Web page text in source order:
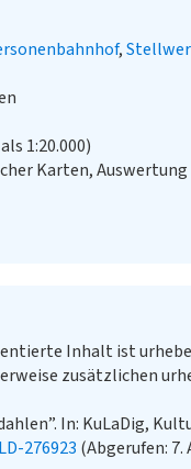
1:20.000)
Karten,
Inhalt ist
zusätzlichen
In: KuLaDig,
276923 (Abgerufen: 7.